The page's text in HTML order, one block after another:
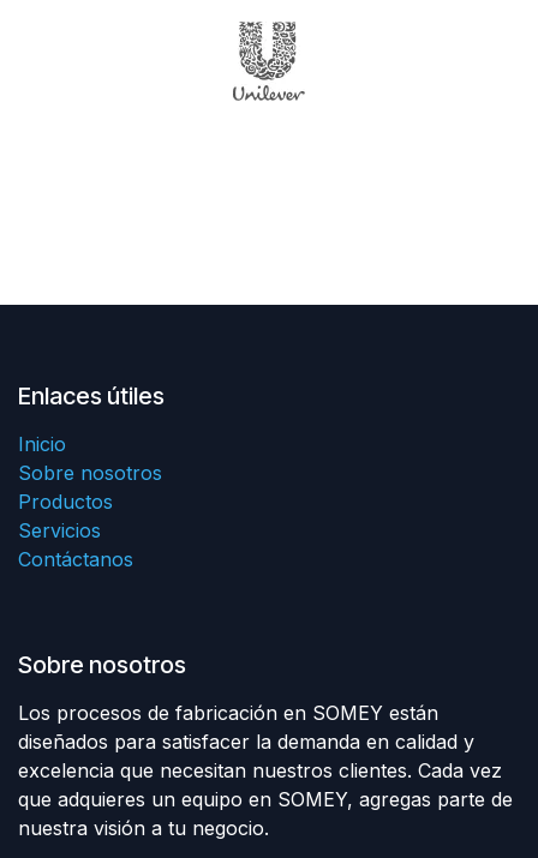
Enlaces útiles
Inicio
Sobre nosotros
Productos
Servicios
Contáctanos
Sobre nosotros
Los procesos de fabricación en SOMEY están
diseñados para satisfacer la demanda en calidad y
excelencia que necesitan nuestros clientes. Cada vez
que adquieres un equipo en SOMEY, agregas parte de
nuestra visión a tu negocio.